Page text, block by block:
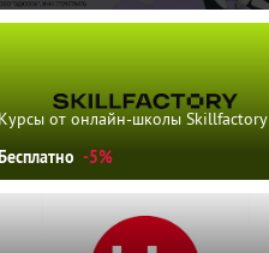
Курсы от онлайн-школы Skillfactory
-5%